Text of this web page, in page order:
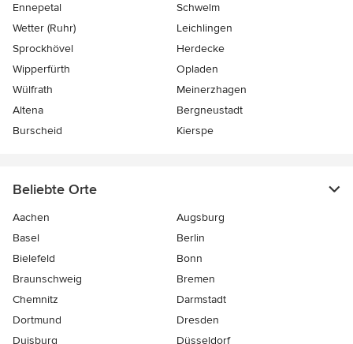
Ennepetal
Schwelm
Wetter (Ruhr)
Leichlingen
Sprockhövel
Herdecke
Wipperfürth
Opladen
Wülfrath
Meinerzhagen
Altena
Bergneustadt
Burscheid
Kierspe
Beliebte Orte
Aachen
Augsburg
Basel
Berlin
Bielefeld
Bonn
Braunschweig
Bremen
Chemnitz
Darmstadt
Dortmund
Dresden
Duisburg
Düsseldorf